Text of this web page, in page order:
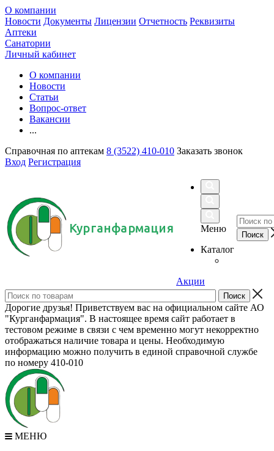
О компании
Новости Документы Лицензии Отчетность Реквизиты
Аптеки
Санатории
Личный кабинет
О компании
Новости
Статьи
Вопрос-ответ
Вакансии
...
Справочная по аптекам 8 (3522) 410-010 Заказать звонок
Вход Регистрация
Курганфармация
Меню
Каталог
Акции
Дорогие друзья! Приветствуем вас на официальном сайте АО
"Курганфармация". В настоящее время сайт работает в
тестовом режиме в связи с чем временно могут некорректно
отображаться наличие товара и цены. Необходимую
информацию можно получить в единой справочной службе
по номеру 410-010
МЕНЮ